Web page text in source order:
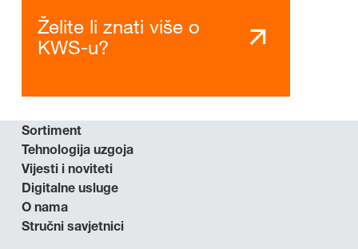
Želite li znati više o
KWS-u?
Sortiment
Tehnologija uzgoja
Vijesti i noviteti
Digitalne usluge
O nama
Stručni savjetnici